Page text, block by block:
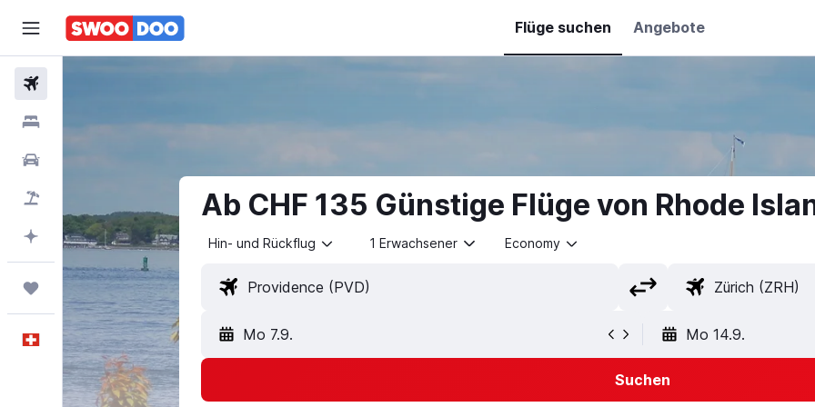
Flüge suchen Angebote
Mietwagen
Mit KI planen
Deutsch
Ab CHF 135 Günstige Flüge von Rhode
Hin- und Rückflug 1 Erwachsener Economy
Mo 7.9. Mo 14.9.
Suchen